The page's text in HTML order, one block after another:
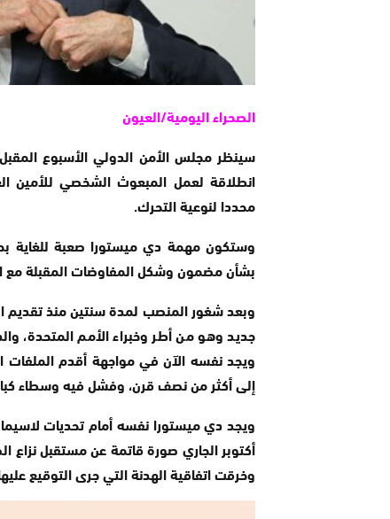
الصحراء اليومية/العيون
سينظر مجلس الأمن الدولي الأسبوع
انطلاقة لعمل المبعوث الشخصي للأمين
محددا لنوعية التحرك.
وستكون مهمة دي ميستورا صعبة للغاية
بشأن مضمون وشكل المفاوضات المقبلة مع
وبعد شغور المنصب لمدة سنتين منذ تقديم
جديد وهو من أطر وخبراء الأمم المتحدة،
ويجد نفسه الآن في مواجهة أقدم الملفات
إلى أكثر من نصف قرن، وفشل فيه وسطاء
ويجد دي ميستورا نفسه أمام تحديات لاسيما
أكتوبر الجاري صورة قاتمة عن مستقبل نزاع
وخرقت اتفاقية الهدنة التي جرى التوقيع عليها